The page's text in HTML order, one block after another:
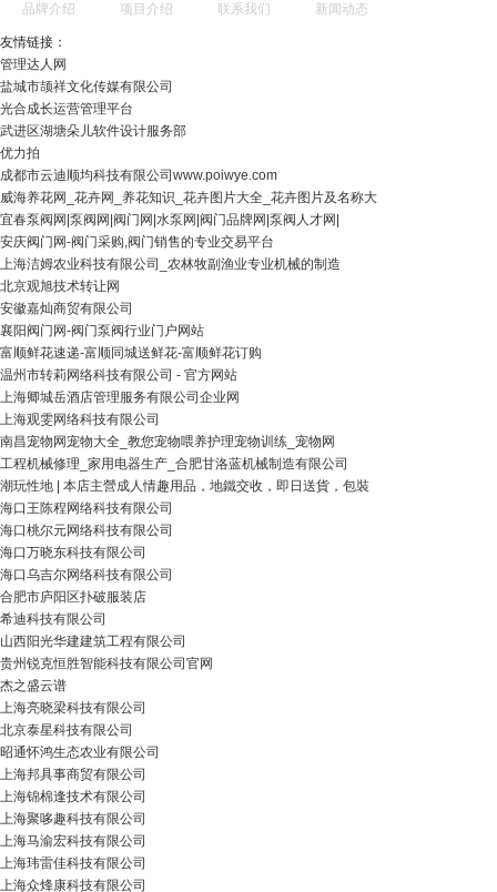
品牌介绍 项目介绍 联系我们 新闻动态
友情链接：
管理达人网
盐城市颉祥文化传媒有限公司
光合成长运营管理平台
武进区湖塘朵儿软件设计服务部
优力拍
成都市云迪顺均科技有限公司www.poiwye.com
威海养花网_花卉网_养花知识_花卉图片大全_花卉图片及名称大
宜春泵阀网|泵阀网|阀门网|水泵网|阀门品牌网|泵阀人才网|
安庆阀门网-阀门采购,阀门销售的专业交易平台
上海洁姆农业科技有限公司_农林牧副渔业专业机械的制造
北京观旭技术转让网
安徽嘉灿商贸有限公司
襄阳阀门网-阀门泵阀行业门户网站
富顺鲜花速递-富顺同城送鲜花-富顺鲜花订购
温州市转莉网络科技有限公司 - 官方网站
上海卿城岳酒店管理服务有限公司企业网
上海观雯网络科技有限公司
南昌宠物网宠物大全_教您宠物喂养护理宠物训练_宠物网
工程机械修理_家用电器生产_合肥甘洛蓝机械制造有限公司
潮玩性地 | 本店主營成人情趣用品，地鐵交收，即日送貨，包裝
海口王陈程网络科技有限公司
海口桃尔元网络科技有限公司
海口万晓东科技有限公司
海口乌吉尔网络科技有限公司
合肥市庐阳区扑破服装店
希迪科技有限公司
山西阳光华建建筑工程有限公司
贵州锐克恒胜智能科技有限公司官网
杰之盛云谱
上海亮晓梁科技有限公司
北京泰星科技有限公司
昭通怀鸿生态农业有限公司
上海邦具事商贸有限公司
上海锦棉逢技术有限公司
上海聚哆趣科技有限公司
上海马渝宏科技有限公司
上海玮雷佳科技有限公司
上海众烽康科技有限公司